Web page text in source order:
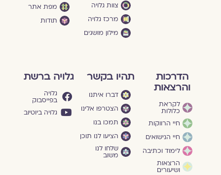
צוות גלויה
מרכז גלויה
מילון מושגים
מפת אתר
תודות
הדרכות
והרצאות
לקראת
כלולות
חיי הרווקות
חיי הנישואים
לימוד וכתיבה
הרצאות
ושיעורים
תהיו בקשר
דברו איתנו
הצטרפו אלינו
תמכו בנו
הציעו לנו תוכן
שלחו לנו
משוב
גלויה ברשת
גלויה
בפייסבוק
גלויה ביוטיוב